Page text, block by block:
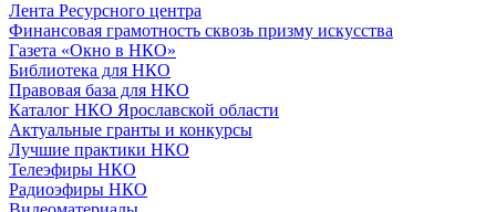
Лента Ресурсного центра
Финансовая грамотность сквозь призму искусства
Газета «Окно в НКО»
Библиотека для НКО
Правовая база для НКО
Каталог НКО Ярославской области
Актуальные гранты и конкурсы
Лучшие практики НКО
Телеэфиры НКО
Радиоэфиры НКО